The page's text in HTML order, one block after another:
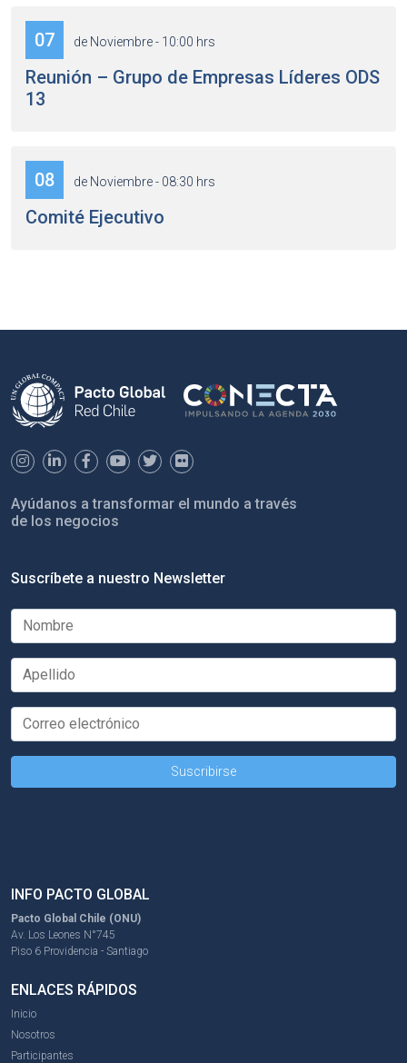
07 de Noviembre - 10:00 hrs
Reunión – Grupo de Empresas Líderes ODS
13
08 de Noviembre - 08:30 hrs
Comité Ejecutivo
Ayúdanos a transformar el mundo a través
de los negocios
Suscríbete a nuestro Newsletter
INFO PACTO GLOBAL
Pacto Global Chile (ONU)
Av. Los Leones N°745
Piso 6 Providencia - Santiago
ENLACES RÁPIDOS
Inicio
Nosotros
Participantes